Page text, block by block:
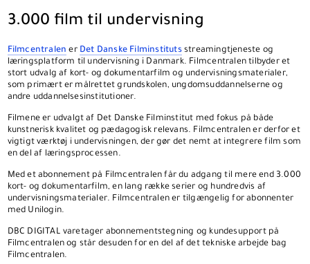
3.000 film til undervisning
Filmcentralen er Det Danske Filminstitutsstreamingtjeneste og
læringsplatform til undervisning i Danmark. Filmcentralen tilbyder et
stort udvalg af kort- og dokumentarfilm og undervisningsmaterialer,
som primært er målrettet grundskolen, ungdomsuddannelserne og
andre uddannelsesinstitutioner.
Filmene er udvalgt af Det Danske Filminstitut med fokus på både
kunstnerisk kvalitet og pædagogisk relevans. Filmcentralen er derfor et
vigtigt værktøj i undervisningen, der gør det nemt at integrere film som
en del af læringsprocessen.
Med et abonnement på Filmcentralen får du adgang til mere end 3.000
kort- og dokumentarfilm, en lang række serier og hundredvis af
undervisningsmaterialer. Filmcentralen er tilgængelig for abonnenter
med Unilogin.
DBC DIGITAL varetager abonnementstegning og kundesupport på
Filmcentralen og står desuden for en del af det tekniske arbejde bag
Filmcentralen.